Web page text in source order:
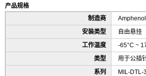
产品规格
制造商
安装类型
自由悬挂
工作温度
-65°C ~
类型
用于公插
系列
MIL-DTL-